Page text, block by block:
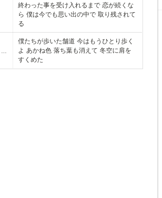
終わった事を受け入れるまで 恋が続くな
ら 僕は今でも思い出の中で 取り残されて
る
Shoko Fujibayashi
僕たちが歩いた舗道 今はもうひとり歩く
よ あかね色 落ち葉も消えて 冬空に肩を
すくめた